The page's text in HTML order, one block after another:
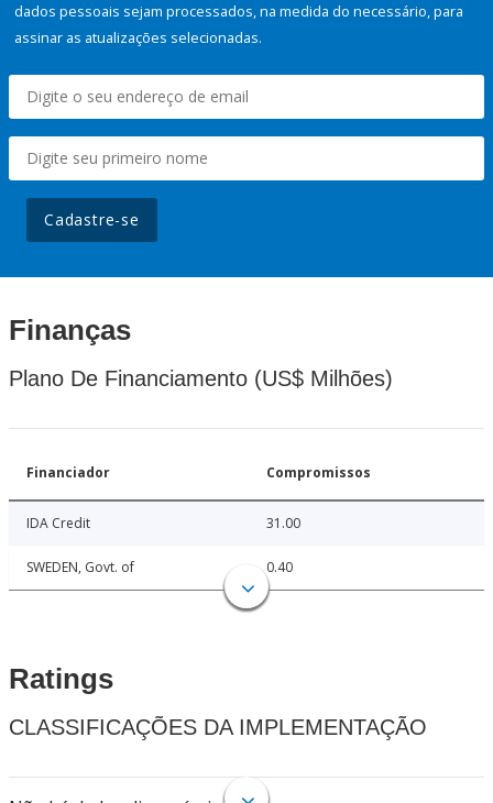
dados pessoais sejam processados, na medida do necessário, para
assinar as atualizações selecionadas.
Cadastre-se
Finanças
Plano De Financiamento (US$ Milhões)
Financiador Compromissos
IDA Credit 31.00
SWEDEN, Govt. of 0.40
Ratings
CLASSIFICAÇÕES DA IMPLEMENTAÇÃO